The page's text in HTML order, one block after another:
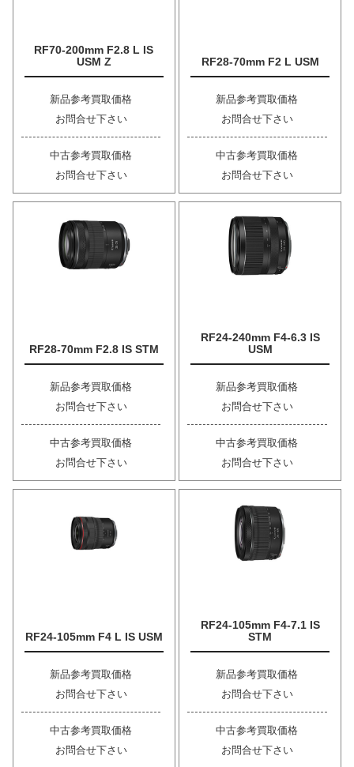
RF70-200mm F2.8 L IS
USM Z
新品参考買取価格
お問合せ下さい
中古参考買取価格
お問合せ下さい
RF28-70mm F2 L USM
新品参考買取価格
お問合せ下さい
中古参考買取価格
お問合せ下さい
RF28-70mm F2.8 IS STM
新品参考買取価格
お問合せ下さい
中古参考買取価格
お問合せ下さい
RF24-240mm F4-6.3 IS
USM
新品参考買取価格
お問合せ下さい
中古参考買取価格
お問合せ下さい
RF24-105mm F4 L IS USM
新品参考買取価格
お問合せ下さい
中古参考買取価格
お問合せ下さい
RF24-105mm F4-7.1 IS
STM
新品参考買取価格
お問合せ下さい
中古参考買取価格
お問合せ下さい